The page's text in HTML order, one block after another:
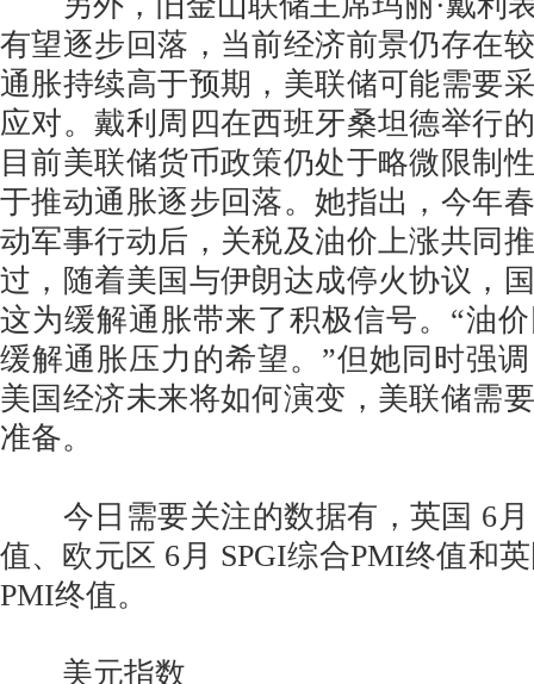
有望逐步回落，当前经济前景仍存在
通胀持续高于预期，美联储可能需要
应对。戴利周四在西班牙桑坦德举行
目前美联储货币政策仍处于略微限制
于推动通胀逐步回落。她指出，今年
动军事行动后，关税及油价上涨共同
过，随着美国与伊朗达成停火协议，
这为缓解通胀带来了积极信号。“油
缓解通胀压力的希望。”但她同时强
美国经济未来将如何演变，美联储需
准备。
今日需要关注的数据有，英国 6月
值、欧元区 6月 SPGI综合PMI终值和
PMI终值。
美元指数